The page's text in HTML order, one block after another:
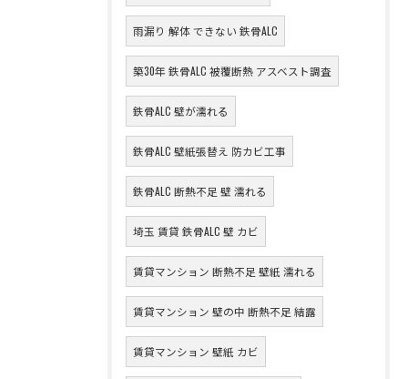
雨漏り 解体 できない 鉄骨ALC
築30年 鉄骨ALC 被覆断熱 アスベスト調査
鉄骨ALC 壁が濡れる
鉄骨ALC 壁紙張替え 防カビ工事
鉄骨ALC 断熱不足 壁 濡れる
埼玉 賃貸 鉄骨ALC 壁 カビ
賃貸マンション 断熱不足 壁紙 濡れる
賃貸マンション 壁の中 断熱不足 結露
賃貸マンション 壁紙 カビ